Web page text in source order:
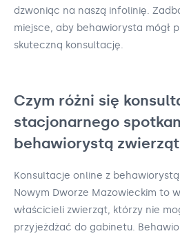
dzwoniąc na naszą infolinię.
miejsce, aby behawiorysta mógł
skuteczną konsultację.
Czym różni się
stacjonarnego
behawiorystą
Konsultacje online z
Nowym Dworze Mazowieckim to
właścicieli zwierząt, którzy nie
przyjeżdżać do gabinetu.